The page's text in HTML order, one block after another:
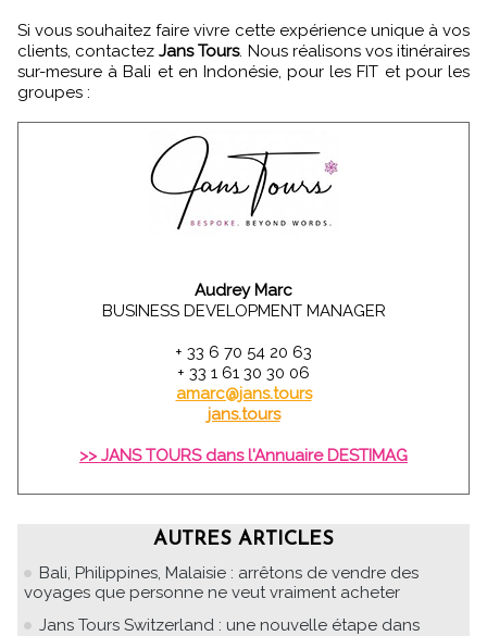
Si vous souhaitez faire vivre cette expérience unique à vos
clients, contactezJans Tours. Nous réalisons vos itinéraires
sur-mesure à Bali et en Indonésie, pour les FIT et pour les
groupes :
Audrey Marc
BUSINESS DEVELOPMENT MANAGER
+ 33 6 70 54 20 63
+ 33 1 61 30 30 06
amarc@jans.tours
jans.tours
>> JANS TOURS dans l'Annuaire DESTIMAG
AUTRES ARTICLES
Bali, Philippines, Malaisie : arrêtons de vendre des
voyages que personne ne veut vraiment acheter
Jans Tours Switzerland : une nouvelle étape dans